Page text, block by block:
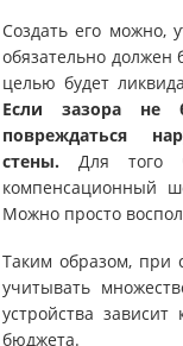
Создать его можно,
обязательно должен
целью будет
Если зазора не
повреждаться
стены. Для того
компенсационный
Можно просто
Таким образом, при
учитывать
устройства
бюджета.